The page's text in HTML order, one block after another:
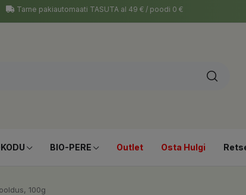
Tarne pakiautomaati TASUTA al 49 € / poodi 0 €
BIO-PERE Outlet Osta Hulgi
100g